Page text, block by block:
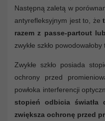
Następną zaletą w
antyrefleksyjnym jest to, że
razem z passe-partout
zwykłe szkło
Zwykłe szkło posiada
ochrony przed
powłoka interferencji
stopień odbicia światła
zwiększa ochronę przed